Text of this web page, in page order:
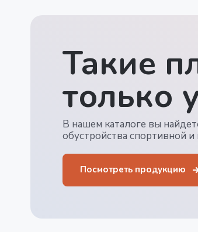
Такие
только
В нашем каталоге вы
обустройства спортивной
Посмотреть продукцию